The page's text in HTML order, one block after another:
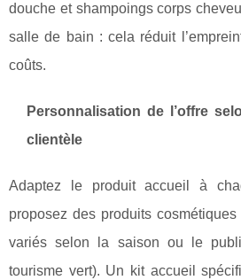
douche et shampoings corps
salle de bain : cela réduit
coûts.
Personnalisation de l’offre
clientèle
Adaptez le produit accueil à
proposez des produits
variés selon la saison ou le
tourisme vert). Un kit accueil